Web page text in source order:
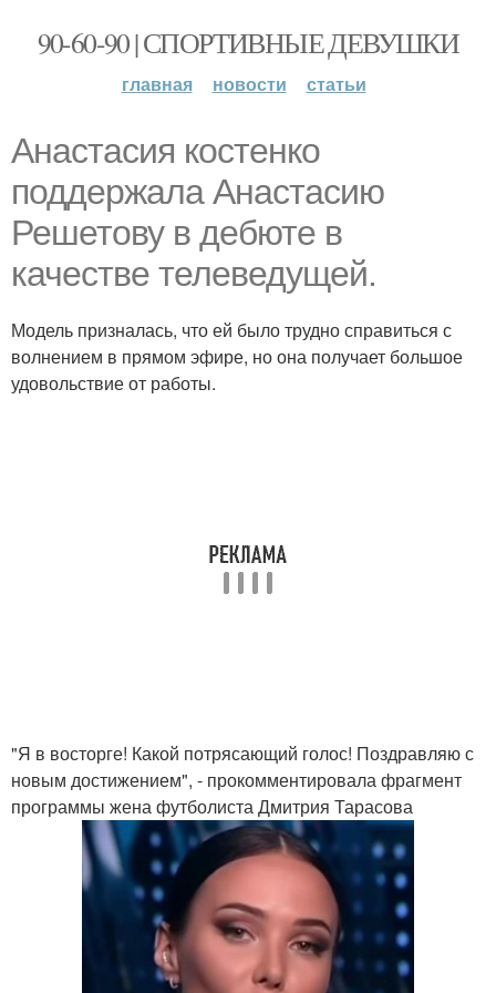
90-60-90 | СПОРТИВНЫЕ ДЕВУШКИ
главная новости статьи
Анастасия костенко
поддержала Анастасию
Решетову в дебюте в
качестве телеведущей.
Модель призналась, что ей было трудно справиться с
волнением в прямом эфире, но она получает большое
удовольствие от работы.
"Я в восторге! Какой потрясающий голос! Поздравляю с
новым достижением", - прокомментировала фрагмент
программы жена футболиста Дмитрия Тарасова